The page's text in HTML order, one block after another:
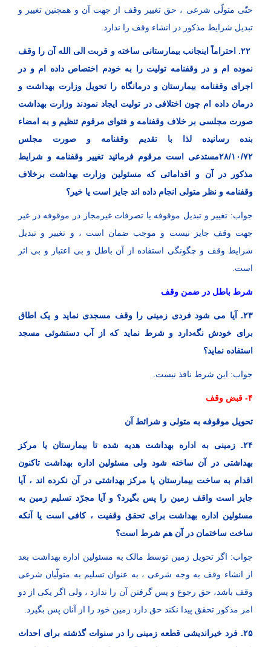
حتّی متولّی شرعی ، حق تغییر وقف از جهت آن و همچنین تغییر و
تبدیل شرایط مذکور در انشاء وقف را ندارد.
۲۲. احتراماً اینجانب بیمارستانی ساخته و قربت الی الله آن را وقف
نموده ام و در وقفنامه تولیت را به خودم اختصاص داده ام و در
اجرای وقفنامه بیمارستان و درمانگاه را تحویل وزارت بهداشت و
درمان داده ام چون اختلافی در تولیت ایجاد نمودند وزارت بهداشت
صورت مجلسی بر خلاف وقفنامه و فتوای مرقوم تنظیم و به امضاء
بنده رسانیده لذا با تقدیم وقفنامه و صورت مجلس
۲۸/۱۰/۷۲مستدعی است مرقوم فرمائید تغییر وقفنامه و شرایط
مذکور در آن و اقداماتی که مسئولین وزارت بهداشت برخلاف
وقفنامه و نظر متولی انجام داده اند جایز است یا خیر؟
جواب: تغییر و تبدیل موقوفه یا تصرفات غیرمجاز در موقوفه در غیر
جهت وقف جایز نیست و موجب ضمان است ، و تغییر و تبدیل
شرایط وقف و چگونگی استفاده از آن باطل و بی اعتبار و بی اثر
است.
شرط باطل در ضمن وقف
۲۳. آیا می شود فردی زمینی را وقف مسجدی نماید و یک اطاق
برای خودش نگه‌دارد و شرط نماید که از آب دستشوئی مسجد
استفاده نماید؟
جواب: این شرط نافذ نیست.
۴- قبض وقف
تحویل موقوفه به متولی و شرائط آن
۲۴. زمینی به اداره بهداشت هدیه شده تا بیمارستان یا مرکز
بهداشتی در آن ساخته شود ولی مسئولین اداره بهداشت تاکنون
اقدام به ساخت بیمارستان یا مرکز بهداشتی در آن نکرده اند ، آیا
جایز است واقف زمین را پس بگیرد؟ و آیا مجرّد تسلیم زمین به
مسئولین اداره بهداشت برای تحقق وقفیت ، کافی است یا آنکه
ساخت ساختمان در آن هم شرط است؟
جواب: اگر تحویل زمین توسط مالک به مسئولین اداره بهداشت بعد
از انشاء وقف به وجه شرعی ، به عنوان تسلیم به متولّیان شرعی
وقف باشد، حق رجوع و پس گرفتن آن را ندارد ، ولی اگر یکی از دو
امر مذکور تحقق پیدا نکند حق دارد زمین خود را از آنان پس بگیرد.
۲۵. فرد خیراندیشی قطعه زمینی را در سنوات گذشته برای احداث